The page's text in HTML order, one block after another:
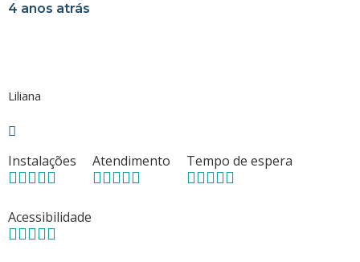
4 anos atrás
Liliana
Instalações Atendimento Tempo de espera
Acessibilidade